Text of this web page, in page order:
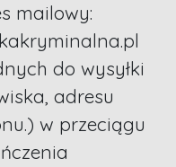
mailowy:
do wysyłki
adresu
w przeciągu